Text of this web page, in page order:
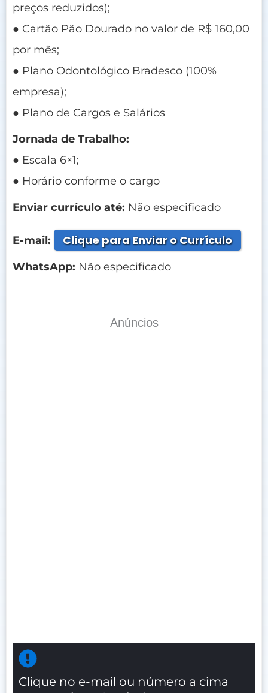
preços reduzidos);
● Cartão Pão Dourado no valor de R$ 160,00
por mês;
● Plano Odontológico Bradesco (100%
empresa);
● Plano de Cargos e Salários
Jornada de Trabalho:
● Escala 6×1;
● Horário conforme o cargo
Enviar currículo até: Não especificado
E-mail: Clique para Enviar o Currículo
WhatsApp: Não especificado
Anúncios
Clique no e-mail ou número a cima